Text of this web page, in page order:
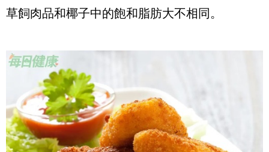
草飼肉品和椰子中的飽和脂肪大不相同。